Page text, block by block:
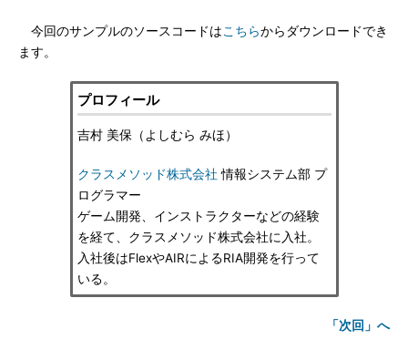
今回のサンプルのソースコードはこちらからダウンロードでき
ます。
プロフィール
吉村 美保（よしむら みほ）
クラスメソッド株式会社 情報システム部 プ
ログラマー
ゲーム開発、インストラクターなどの経験
を経て、クラスメソッド株式会社に入社。
入社後はFlexやAIRによるRIA開発を行って
いる。
「次回」へ